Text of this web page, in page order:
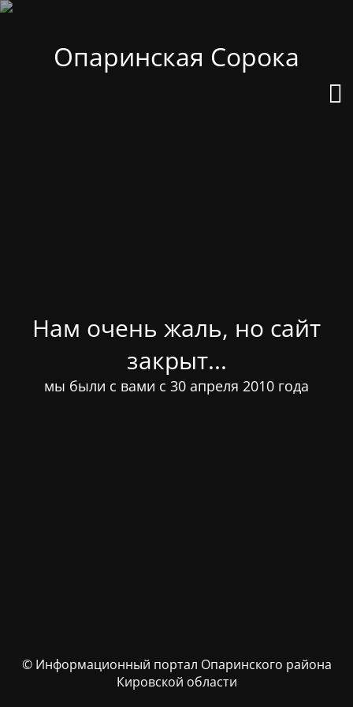
Опаринская Сорока
Нам очень жаль, но сайт
закрыт...
мы были с вами с 30 апреля 2010 года
© Информационный портал Опаринского района
Кировской области